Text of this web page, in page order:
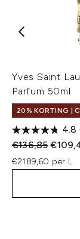
Yves Saint
Parfum 50ml
20% KORTING |
4.8
Recommended
€136,85
€2189,60 per L